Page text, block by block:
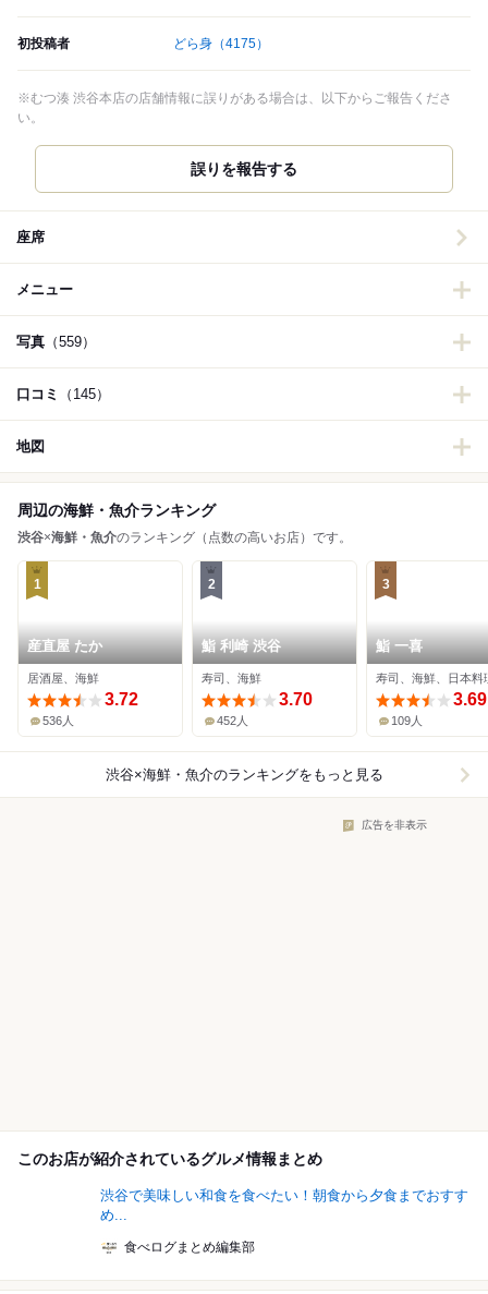
初投稿者 どら身 （4175）
※むつ湊 渋谷本店の店舗情報に誤りがある場合は、以下からご報告くださ
い。
誤りを報告する
座席
メニュー
写真 （559）
口コミ （145）
地図
周辺の海鮮・魚介ランキング
渋谷×海鮮・魚介のランキング（点数の高いお店）です。
1
産直屋 たか
居酒屋、海鮮
3.72
536人
2
鮨 利崎 渋谷
寿司、海鮮
3.70
452人
3
鮨 一喜
寿司、海鮮、日本料
3.69
109人
渋谷×海鮮・魚介のランキングをもっと見る
広告を非表示
このお店が紹介されているグルメ情報まとめ
渋谷で美味しい和食を食べたい！朝食から夕食までおすす
め...
食べログまとめ編集部